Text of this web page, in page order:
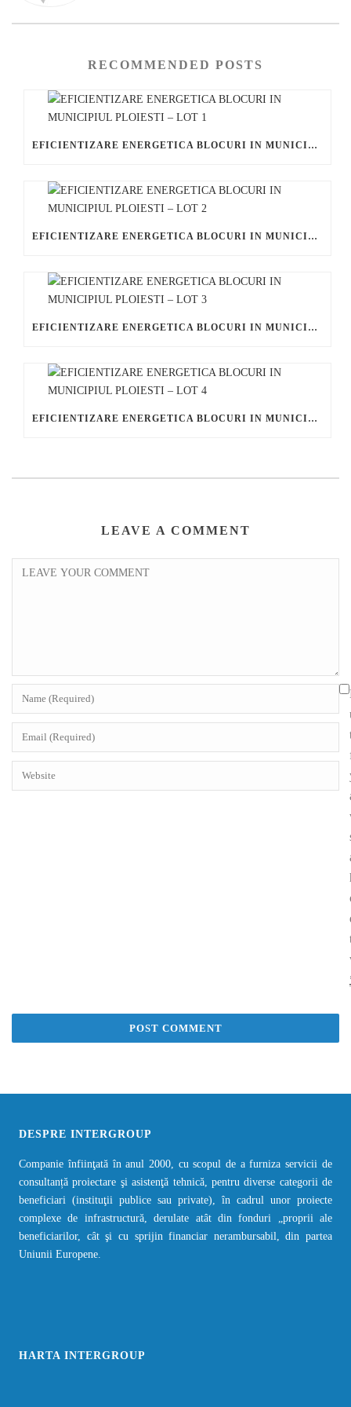
RECOMMENDED POSTS
EFICIENTIZARE ENERGETICA BLOCURI IN MUNICIPIUL PLOIESTI – LOT 1
EFICIENTIZARE ENERGETICA BLOCURI IN MUNICIPIUL PLOIESTI – LOT 2
EFICIENTIZARE ENERGETICA BLOCURI IN MUNICIPIUL PLOIESTI – LOT 3
EFICIENTIZARE ENERGETICA BLOCURI IN MUNICIPIUL PLOIESTI – LOT 4
LEAVE A COMMENT
DESPRE INTERGROUP
Companie înfiinţată în anul 2000, cu scopul de a furniza servicii de
consultanță proiectare şi asistenţă tehnică, pentru diverse categorii de
beneficiari (instituţii publice sau private), în cadrul unor proiecte
complexe de infrastructură, derulate atât din fonduri „proprii ale
beneficiarilor, cât şi cu sprijin financiar nerambursabil, din partea
Uniunii Europene.
HARTA INTERGROUP